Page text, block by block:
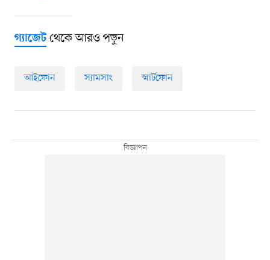
গ্যাজেটথেকে আরও পড়ুন
আইফোন স্যামসাং স্মার্টফোন